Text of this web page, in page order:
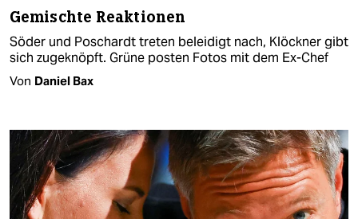
Gemischte Reaktionen
Söder und Poschardt treten beleidigt nach, Klöckner gibt
sich zugeknöpft. Grüne posten Fotos mit dem Ex-Chef
Von Daniel Bax